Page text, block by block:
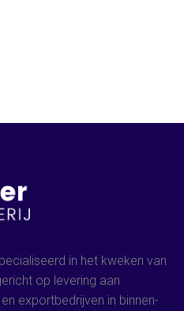
in het kweken van
op levering aan
exportbedrijven in binnen-